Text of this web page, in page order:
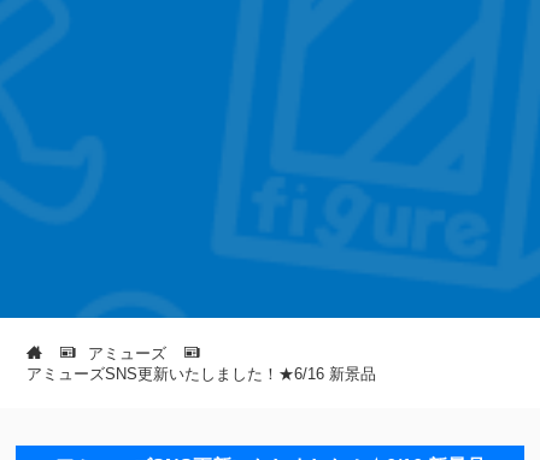
アミューズ
アミューズSNS更新いたしました！★6/16 新景品